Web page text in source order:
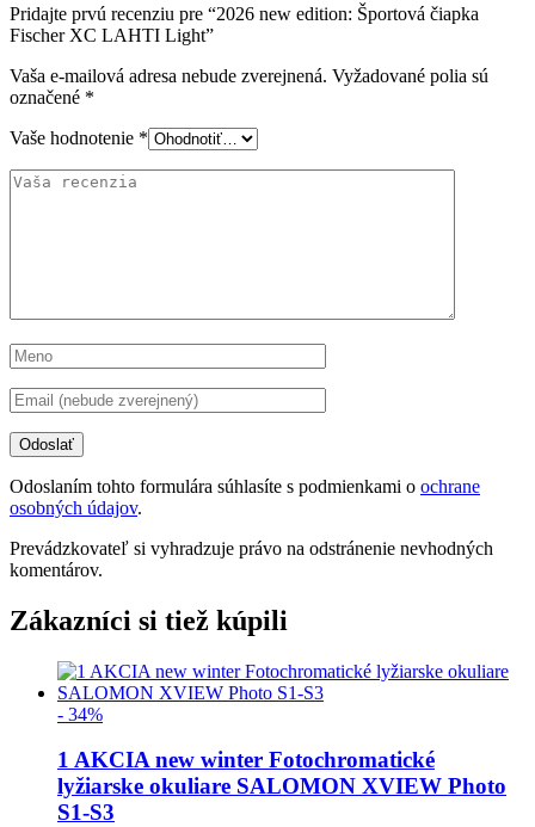
Pridajte prvú recenziu pre “2026 new edition: Športová čiapka
Fischer XC LAHTI Light”
Vaša e-mailová adresa nebude zverejnená. Vyžadované polia sú
označené *
Vaše hodnotenie *
Odoslaním tohto formulára súhlasíte s podmienkami o ochrane
osobných údajov.
Prevádzkovateľ si vyhradzuje právo na odstránenie nevhodných
komentárov.
Zákazníci si tiež kúpili
- 34%
1 AKCIA new winter Fotochromatické
lyžiarske okuliare SALOMON XVIEW Photo
S1-S3